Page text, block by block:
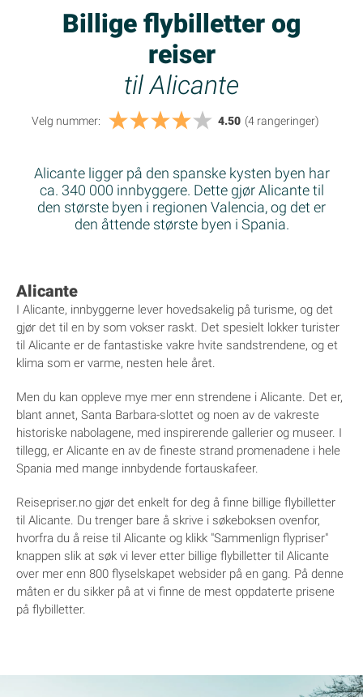
Billige flybilletter og
reiser
til Alicante
Velg nummer: 4.50 (4 rangeringer)
Alicante ligger på den spanske kysten byen har
ca. 340 000 innbyggere. Dette gjør Alicante til
den største byen i regionen Valencia, og det er
den åttende største byen i Spania.
Alicante
I Alicante, innbyggerne lever hovedsakelig på turisme, og det
gjør det til en by som vokser raskt. Det spesielt lokker turister
til Alicante er de fantastiske vakre hvite sandstrendene, og et
klima som er varme, nesten hele året.
Men du kan oppleve mye mer enn strendene i Alicante. Det er,
blant annet, Santa Barbara-slottet og noen av de vakreste
historiske nabolagene, med inspirerende gallerier og museer. I
tillegg, er Alicante en av de fineste strand promenadene i hele
Spania med mange innbydende fortauskafeer.
Reisepriser.no gjør det enkelt for deg å finne billige flybilletter
til Alicante. Du trenger bare å skrive i søkeboksen ovenfor,
hvorfra du å reise til Alicante og klikk "Sammenlign flypriser"
knappen slik at søk vi lever etter billige flybilletter til Alicante
over mer enn 800 flyselskapet websider på en gang. På denne
måten er du sikker på at vi finne de mest oppdaterte prisene
på flybilletter.